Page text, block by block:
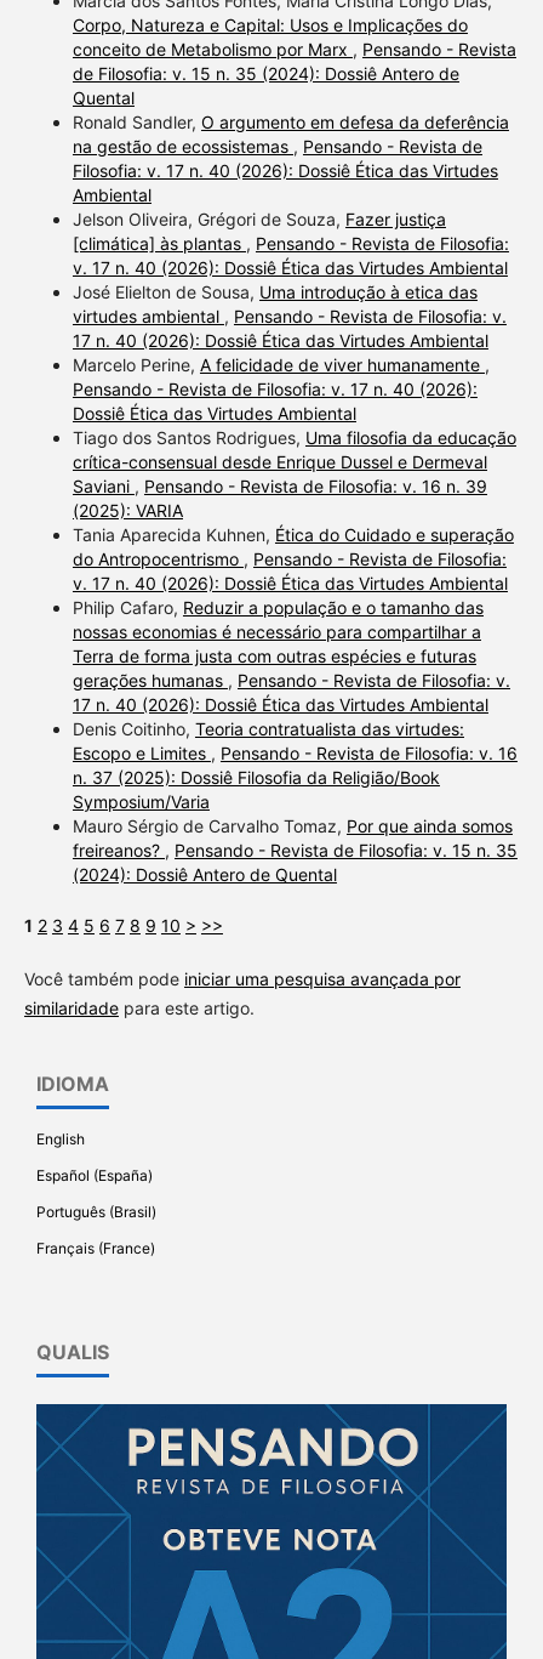
Corpo, Natureza e Capital: Usos e Implicações do
conceito de Metabolismo por Marx , Pensando - Revista
de Filosofia: v. 15 n. 35 (2024): Dossiê Antero de
Quental
Ronald Sandler, O argumento em defesa da deferência
na gestão de ecossistemas , Pensando - Revista de
Filosofia: v. 17 n. 40 (2026): Dossiê Ética das Virtudes
Ambiental
Jelson Oliveira, Grégori de Souza, Fazer justiça
[climática] às plantas , Pensando - Revista de Filosofia:
v. 17 n. 40 (2026): Dossiê Ética das Virtudes Ambiental
José Elielton de Sousa, Uma introdução à etica das
virtudes ambiental , Pensando - Revista de Filosofia: v.
17 n. 40 (2026): Dossiê Ética das Virtudes Ambiental
Marcelo Perine, A felicidade de viver humanamente ,
Pensando - Revista de Filosofia: v. 17 n. 40 (2026):
Dossiê Ética das Virtudes Ambiental
Tiago dos Santos Rodrigues, Uma filosofia da educação
crítica-consensual desde Enrique Dussel e Dermeval
Saviani , Pensando - Revista de Filosofia: v. 16 n. 39
(2025): VARIA
Tania Aparecida Kuhnen, Ética do Cuidado e superação
do Antropocentrismo , Pensando - Revista de Filosofia:
v. 17 n. 40 (2026): Dossiê Ética das Virtudes Ambiental
Philip Cafaro, Reduzir a população e o tamanho das
nossas economias é necessário para compartilhar a
Terra de forma justa com outras espécies e futuras
gerações humanas , Pensando - Revista de Filosofia: v.
17 n. 40 (2026): Dossiê Ética das Virtudes Ambiental
Denis Coitinho, Teoria contratualista das virtudes:
Escopo e Limites , Pensando - Revista de Filosofia: v. 16
n. 37 (2025): Dossiê Filosofia da Religião/Book
Symposium/Varia
Mauro Sérgio de Carvalho Tomaz, Por que ainda somos
freireanos? , Pensando - Revista de Filosofia: v. 15 n. 35
(2024): Dossiê Antero de Quental
1 2 3 4 5 6 7 8 9 10 > >>
Você também pode iniciar uma pesquisa avançada por
similaridadepara este artigo.
IDIOMA
English
Español (España)
Português (Brasil)
Français (France)
QUALIS